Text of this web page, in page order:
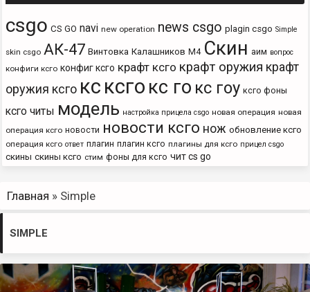
csgo CS GO navi new operation news csgo plagin csgo Simple
skin csgo АК-47 Винтовка Калашников М4 Скин аим вопрос
конфиги ксго конфиг ксго крафт ксго крафт оружия крафт
оружия ксго кс ксго кс го кс гоу ксго фоны
ксго читы модель настройка прицела csgo новая операция новая
операция ксго новости новости ксго нож обновление ксго
операция ксго ответ плагин плагин ксго плагины для ксго прицел csgo
скины скины ксго стим фоны для ксго чит cs go
Главная » Simple
SIMPLE